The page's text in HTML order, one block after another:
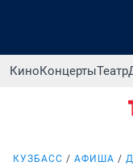
КиноКонцертыТеатр
КУЗБАСС АФИША